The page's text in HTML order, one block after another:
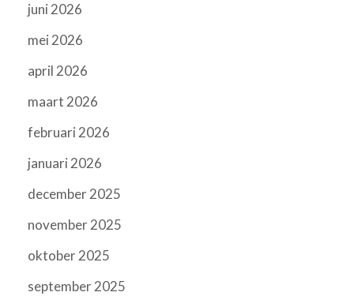
juni 2026
mei 2026
april 2026
maart 2026
februari 2026
januari 2026
december 2025
november 2025
oktober 2025
september 2025